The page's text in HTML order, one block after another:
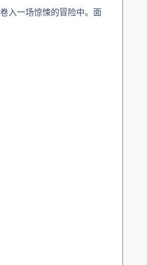
入一场惊悚的冒险中。面